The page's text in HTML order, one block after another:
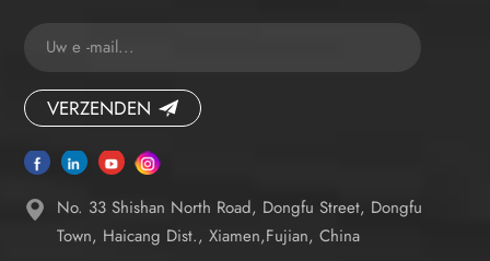
VERZENDEN
No. 33 Shishan North Road, Dongfu Street, Dongfu
Town, Haicang Dist., Xiamen,Fujian, China